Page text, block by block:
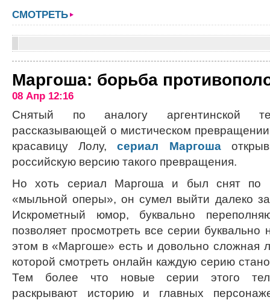
СМОТРЕТЬ
Маргоша: борьба
08 Апр 12:16
Снятый по аналогу аргентинской
рассказывающей о мистическом
красавицу Лолу,сериал Маргоша
российскую версию такого превращения.
Но хоть сериал Маргоша и был снят по
«мыльной оперы», он сумел выйти далеко
Искрометный юмор, буквально
позволяет просмотреть все серии
этом в «Маргоше» есть и довольно сложная
которой смотреть онлайн каждую серию
Тем более что новые серии этого
раскрывают историю и главных